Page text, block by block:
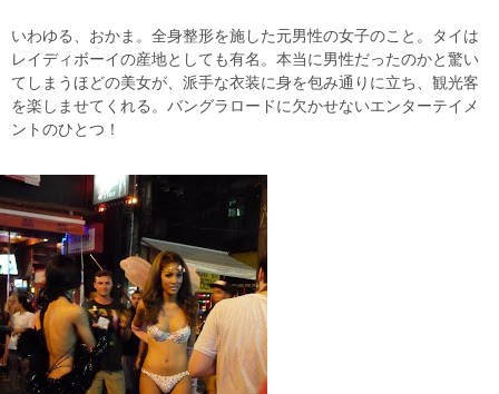
いわゆる、おかま。全身整形を施した元男性の女子のこと。タイは
レイディボーイの産地としても有名。本当に男性だったのかと驚い
てしまうほどの美女が、派手な衣装に身を包み通りに立ち、観光客
を楽しませてくれる。バングラロードに欠かせないエンターテイメ
ントのひとつ！